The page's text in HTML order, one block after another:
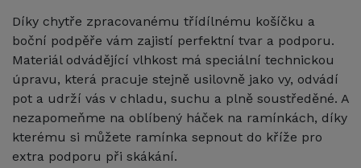
Díky chytře zpracovanému třídílnému košíčku a
boční podpěře vám zajistí perfektní tvar a podporu.
Materiál odvádějící vlhkost má speciální technickou
úpravu, která pracuje stejně usilovně jako vy, odvádí
pot a udrží vás v chladu, suchu a plně soustředěné. A
nezapomeňme na oblíbený háček na ramínkách, díky
kterému si můžete ramínka sepnout do kříže pro
extra podporu při skákání.